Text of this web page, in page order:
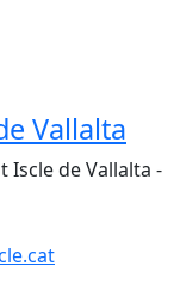
Vallalta
Iscle de Vallalta -